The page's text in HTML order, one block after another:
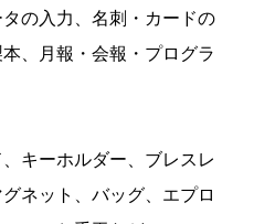
の入力、名刺・カードの
、月報・会報・プログラ
キーホルダー、ブレスレ
ネット、バッグ、エプロ